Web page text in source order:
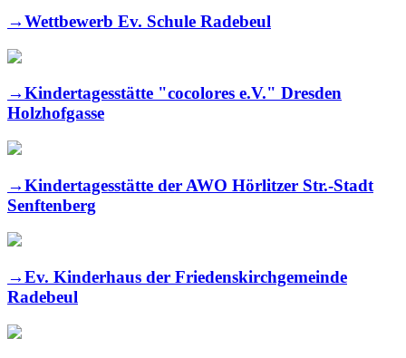
→Wettbewerb Ev. Schule Radebeul
→Kindertagesstätte "cocolores e.V." Dresden
Holzhofgasse
→Kindertagesstätte der AWO Hörlitzer Str.-Stadt
Senftenberg
→Ev. Kinderhaus der Friedenskirchgemeinde
Radebeul